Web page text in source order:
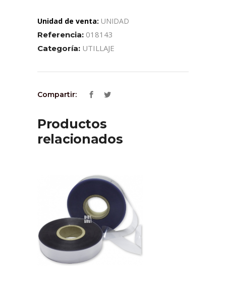
Unidad de venta: UNIDAD
Referencia: 018143
Categoría: UTILLAJE
Compartir:
Productos
relacionados